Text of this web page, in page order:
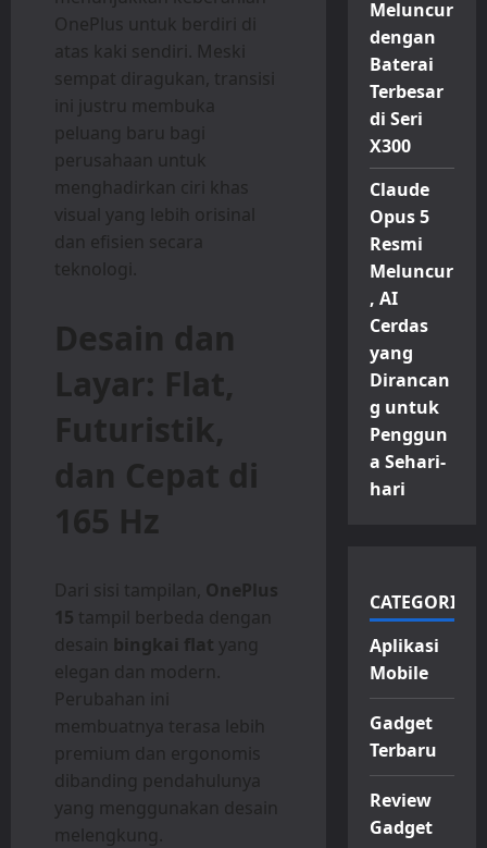
OnePlus untuk berdiri di
atas kaki sendiri. Meski
sempat diragukan, transisi
ini justru membuka
peluang baru bagi
perusahaan untuk
menghadirkan ciri khas
visual yang lebih orisinal
dan efisien secara
teknologi.
Desain dan
Layar: Flat,
Futuristik,
dan Cepat di
165 Hz
Dari sisi tampilan, OnePlus
15 tampil berbeda dengan
desain bingkai flat yang
elegan dan modern.
Perubahan ini
membuatnya terasa lebih
premium dan ergonomis
dibanding pendahulunya
yang menggunakan desain
melengkung.
Meluncur
dengan
Baterai
Terbesar
di Seri
X300
Claude
Opus 5
Resmi
Meluncur
, AI
Cerdas
yang
Dirancan
g untuk
Penggun
a Sehari-
hari
CATEGORIES
Aplikasi
Mobile
Gadget
Terbaru
Review
Gadget